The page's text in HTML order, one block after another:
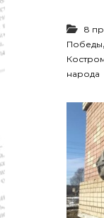
8
Победы,
народа